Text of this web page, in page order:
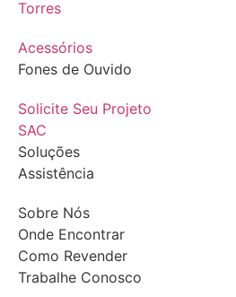
Torres
Acessórios
Fones de Ouvido
Solicite Seu Projeto
SAC
Soluções
Assistência
Sobre Nós
Onde Encontrar
Como Revender
Trabalhe Conosco